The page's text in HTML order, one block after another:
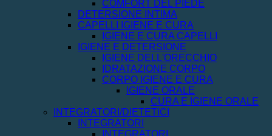
COMFORT DEL PIEDE
DETERSIONE INTIMA
CAPELLI IGIENE E CURA
IGIENE E CURA CAPELLI
IGIENE E DETERSIONE
IGIENE DELL'ORECCHIO
IDRATAZIONE CORPO
CORPO IGIENE E CURA
IGIENE ORALE
CURA E IGIENE ORALE
INTEGRATORI/DIETETICI
INTEGRATORI